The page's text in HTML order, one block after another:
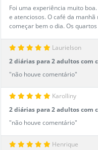
criança até 7 anos)
Foi uma experiência muito
e atenciosos. O café da
começar bem o dia. Os
Laurielson
2 diárias para 2 adultos com
criança até 7 anos)
"não houve comentário"
Karolliny
2 diárias para 2 adultos com
criança até 7 anos)
"não houve comentário"
Henrique